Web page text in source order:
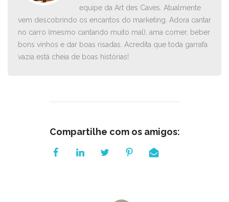
equipe da Art des Caves. Atualmente
vem descobrindo os encantos do marketing. Adora cantar
no carro ­(mesmo cantando muito mal), ama comer, beber
bons vinhos e dar boas risadas. Acredita que toda garrafa
vazia está cheia de boas histórias!
Compartilhe com os amigos: